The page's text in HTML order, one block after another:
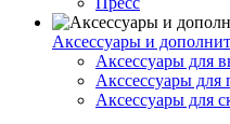
Аксессуары и
Аксессуары для
Акссессуары для
Аксессуары для